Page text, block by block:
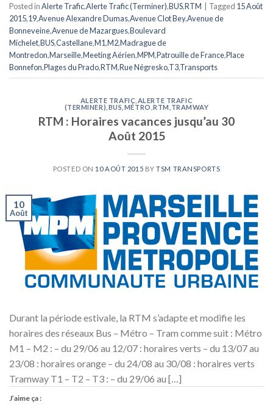
Posted inAlerte Trafic,Alerte Trafic (Terminer),BUS,RTM Tagged 15 Août
2015,19,Avenue Alexandre Dumas,Avenue Clot Bey,Avenue de
Bonneveine,Avenue de Mazargues,Boulevard
Michelet,BUS,Castellane,M1,M2,Madrague de
Montredon,Marseille,Meeting Aérien,MPM,Patrouille de France,Place
Bonnefon,Plages du Prado,RTM,Rue Négresko,T3,Transports
ALERTE TRAFIC ALERTE TRAFIC
(TERMINER) BUS MÉTRO ,RTM TRAMWAY
RTM : Horaires vacances jusqu’au 30
Août 2015
POSTED ON 10 AOÛT 2015 BYTSM TRANSPORTS
10
Août
Durant la période estivale, la RTM s’adapte et modifie les
horaires des réseaux Bus – Métro – Tram comme suit : Métro
M1 – M2 : – du 29/06 au 12/07 : horaires verts – du 13/07 au
23/08 : horaires orange – du 24/08 au 30/08 : horaires verts
Tramway T1 – T2 – T3 : – du 29/06 au […]
J’aime ça :